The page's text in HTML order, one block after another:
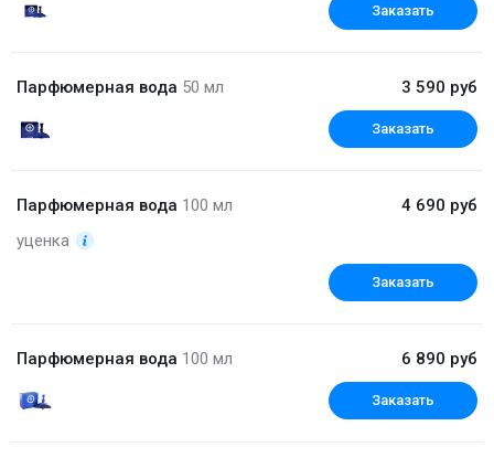
Заказать
Парфюмерная вода 50 мл 3 590 руб
Заказать
Парфюмерная вода 100 мл
уценка
4 690 руб
Заказать
Парфюмерная вода 100 мл 6 890 руб
Заказать